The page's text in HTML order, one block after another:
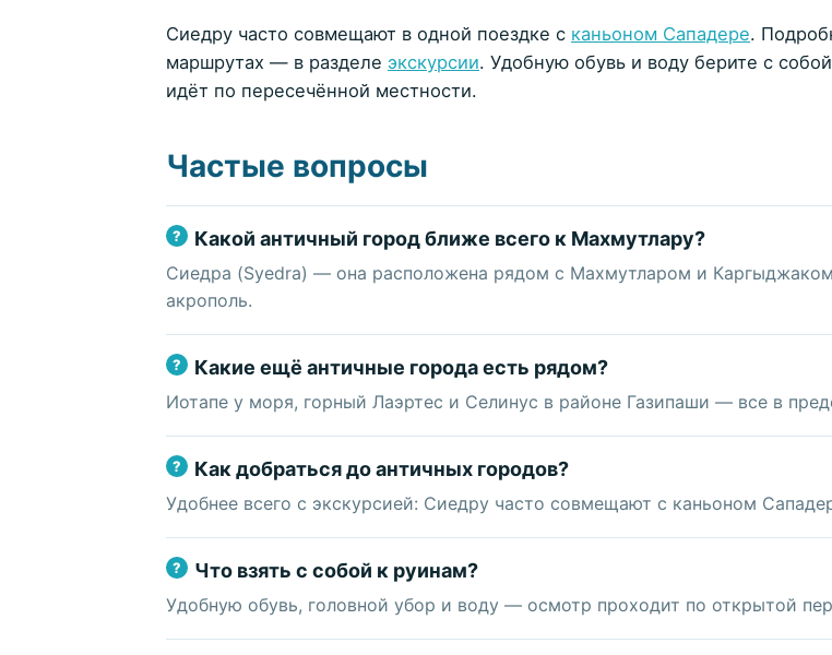
Сиедру часто совмещают в одной поездке с каньоном Сападере.
маршрутах — в разделе экскурсии. Удобную обувь и воду берите с
идёт по пересечённой местности.
Частые вопросы
Какой античный город ближе всего к Махмутлару?
Сиедра (Syedra) — она расположена рядом с Махмутларом и
акрополь.
Какие ещё античные города есть рядом?
Иотапе у моря, горный Лаэртес и Селинус в районе Газипаши — все в
Как добраться до античных городов?
Удобнее всего с экскурсией: Сиедру часто совмещают с каньоном
Что взять с собой к руинам?
Удобную обувь, головной убор и воду — осмотр проходит по открытой